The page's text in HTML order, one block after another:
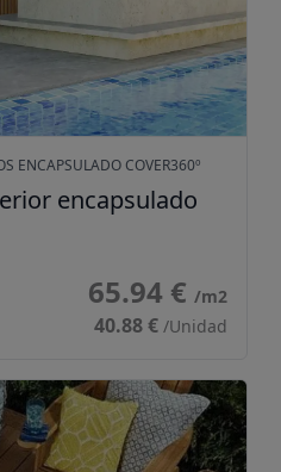
ENCAPSULADO COVER360º
encapsulado
65.94 € /m2
40.88 € /Unidad